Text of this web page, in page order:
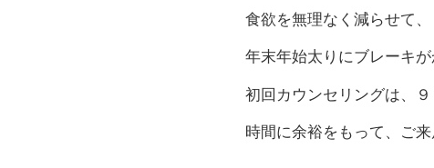
食欲を無理なく減らせて、
年末年始太りにブレーキが
初回カウンセリングは、９
時間に余裕をもって、ご